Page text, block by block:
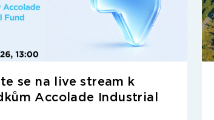
se na live stream k
Accolade Industrial